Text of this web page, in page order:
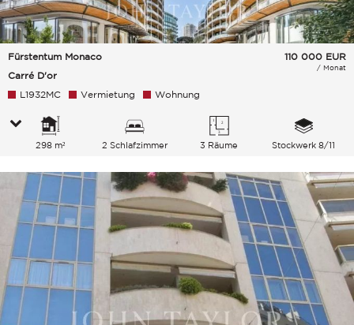
Fürstentum Monaco
Carré D'or
110 000 EUR
/ Monat
L1932MC Vermietung Wohnung
298 m² 2 Schlafzimmer 3 Räume Stockwerk 8/11